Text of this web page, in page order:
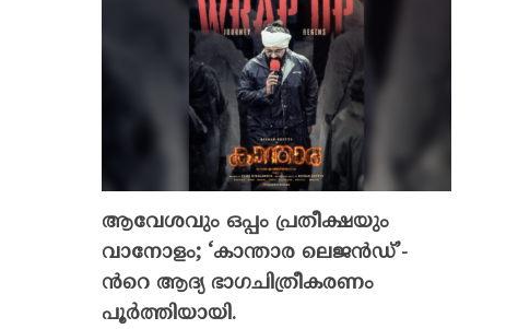
ആവേശവും ഒപ്പം പ്രതീക്ഷയും
വാനോളം; ‘കാന്താര ലെജൻഡ്’-
ൻറെ ആദ്യ ഭാഗചിത്രീകരണം
പൂർത്തിയായി.